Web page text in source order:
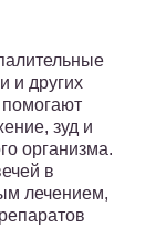
и других
помогают
зуд и
организма.
в
лечением,